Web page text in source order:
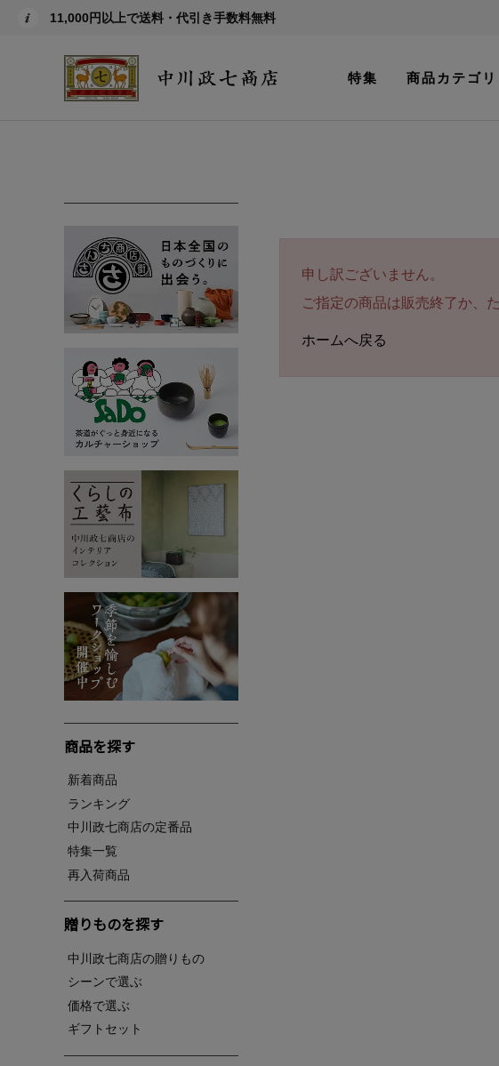
11,000円以上で送料・代引き手数料無料
特集 商品カテゴリ
商品を探す
新着商品
ランキング
中川政七商店の定番品
特集一覧
再入荷商品
贈りものを探す
中川政七商店の贈りもの
シーンで選ぶ
価格で選ぶ
ギフトセット
申し訳ございません。
ご指定の商品は販売終了か、
ホームへ戻る